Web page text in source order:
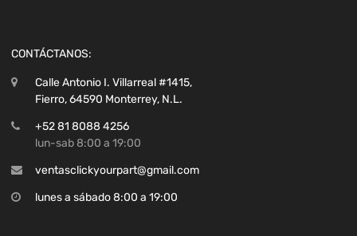
CONTÁCTANOS:
Calle Antonio I. Villarreal #1415,
Fierro, 64590 Monterrey, N.L.
+52 81 8088 4256
lun-sab 8:00 a 19:00
ventasclickyourpart@gmail.com
lunes a sábado 8:00 a 19:00